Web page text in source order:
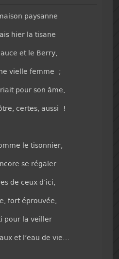
paysanne
hier la tisane
et le Berry,
vielle femme ;
pour son âme,
certes, aussi !
le tisonnier,
se régaler
de ceux d’ici,
fort éprouvée,
pour la veiller
et l’eau de vie…